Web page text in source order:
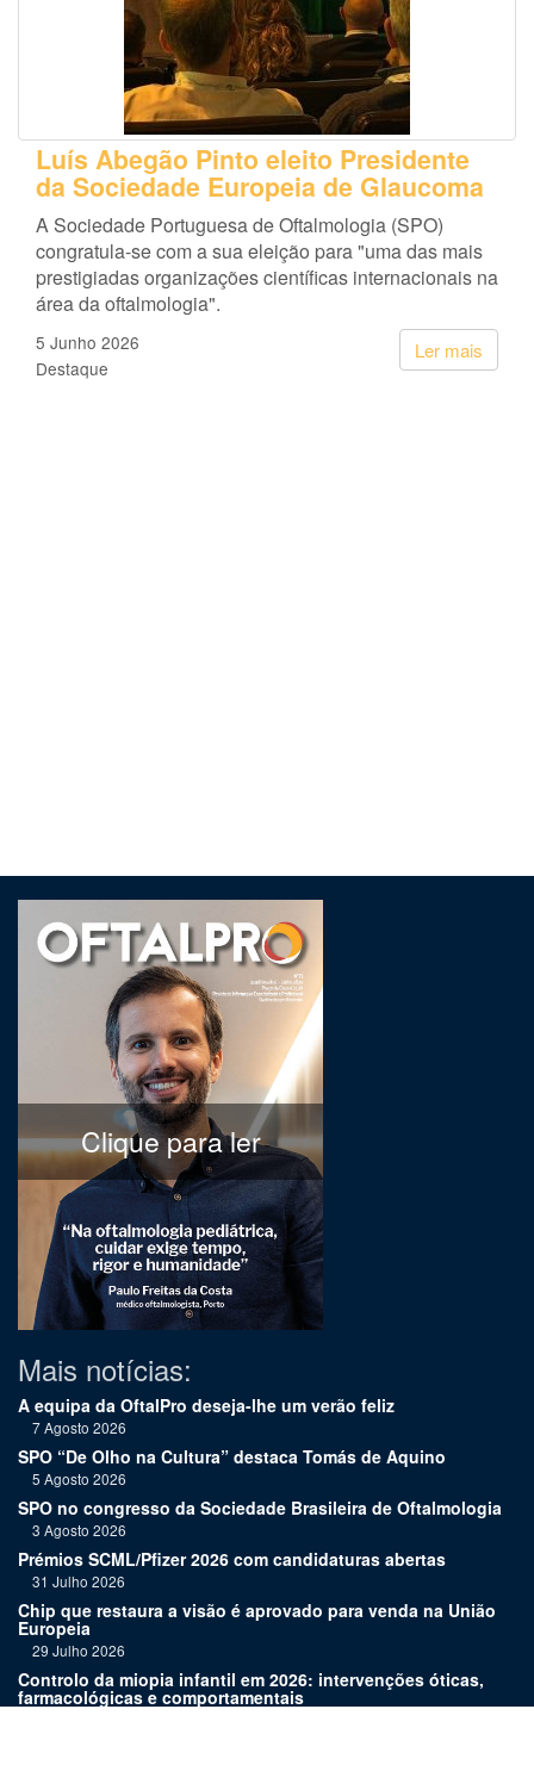
Luís Abegão Pinto eleito Presidente
da Sociedade Europeia de Glaucoma
A Sociedade Portuguesa de Oftalmologia (SPO)
congratula-se com a sua eleição para "uma das mais
prestigiadas organizações científicas internacionais na
área da oftalmologia".
Ler mais
5 Junho 2026
Destaque
Clique para ler
Mais notícias:
A equipa da OftalPro deseja-lhe um verão feliz
7 Agosto 2026
SPO “De Olho na Cultura” destaca Tomás de Aquino
5 Agosto 2026
SPO no congresso da Sociedade Brasileira de Oftalmologia
3 Agosto 2026
Prémios SCML/Pfizer 2026 com candidaturas abertas
31 Julho 2026
Chip que restaura a visão é aprovado para venda na União
Europeia
29 Julho 2026
Controlo da miopia infantil em 2026: intervenções óticas,
farmacológicas e comportamentais